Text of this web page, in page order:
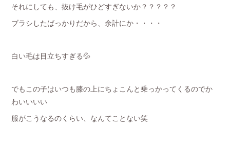
それにしても、抜け毛がひどすぎないか？？？？？
ブラシしたばっかりだから、余計にか・・・・
白い毛は目立ちすぎる💦
でもこの子はいつも膝の上にちょこんと乗っかってくるのでか
わいいいい
服がこうなるのくらい、なんてことない笑